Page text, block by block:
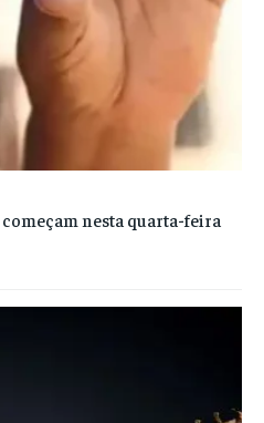
nesta quarta-feira